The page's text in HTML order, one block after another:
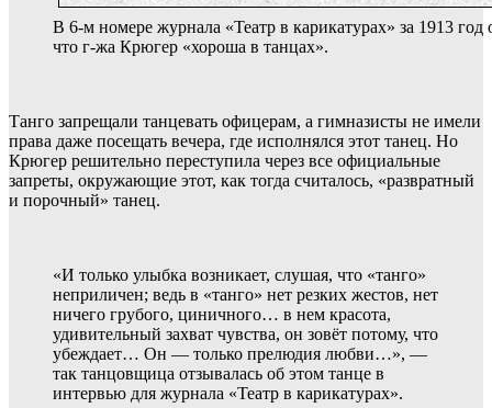
В 6-м номере журнала «Театр в карикатурах» за 1913 год
что г-жа Крюгер «хороша в танцах».
Танго запрещали танцевать офицерам, а гимназисты не имели
права даже посещать вечера, где исполнялся этот танец. Но
Крюгер решительно переступила через все официальные
запреты, окружающие этот, как тогда считалось, «развратный
и порочный» танец.
«И только улыбка возникает, слушая, что «танго»
неприличен; ведь в «танго» нет резких жестов, нет
ничего грубого, циничного… в нем красота,
удивительный захват чувства, он зовёт потому, что
убеждает… Он — только прелюдия любви…», —
так танцовщица отзывалась об этом танце в
интервью для журнала «Театр в карикатурах».